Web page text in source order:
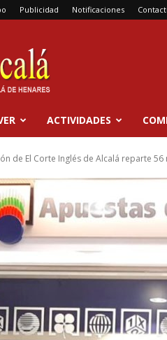
Publicidad Notificaciones
ACTIVIDADES
de El Corte Inglés de Alcalá reparte 56